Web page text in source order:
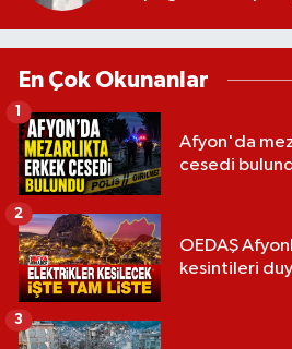
En Çok Okunanlar
Afyon'da
cesedi
1
OEDAŞ
kesintileri
2
3